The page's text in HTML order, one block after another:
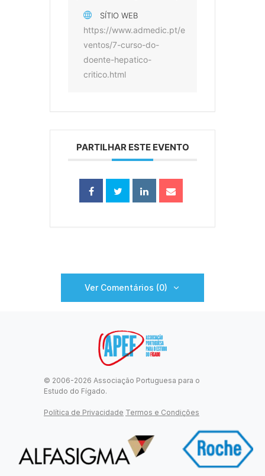
SÍTIO WEB
https://www.admedic.pt/e
ventos/7-curso-do-
doente-hepatico-
critico.html
PARTILHAR ESTE EVENTO
Ver Comentários (0)
© 2006-2026 Associação Portuguesa para o
Estudo do Fígado.
Política de Privacidade Termos e Condições